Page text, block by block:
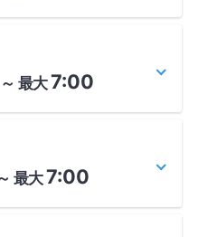
～ 最大7:00
最大7:00